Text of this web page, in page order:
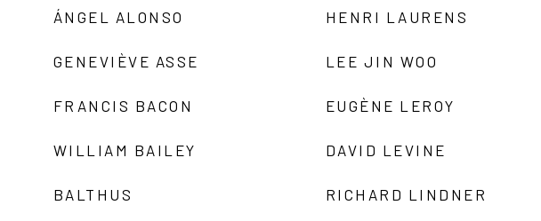
ÁNGEL ALONSO
GENEVIÈVE ASSE
FRANCIS BACON
WILLIAM BAILEY
BALTHUS
HENRI LAURENS
LEE JIN WOO
EUGÈNE LEROY
DAVID LEVINE
RICHARD LINDNER